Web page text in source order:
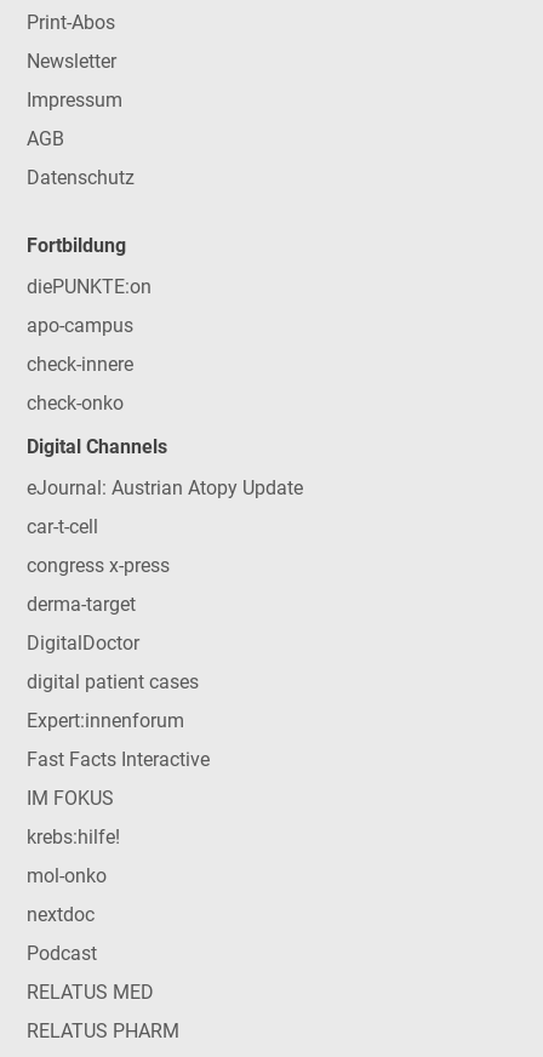
Print-Abos
Newsletter
Impressum
AGB
Datenschutz
Fortbildung
diePUNKTE:on
apo-campus
check-innere
check-onko
Digital Channels
eJournal: Austrian Atopy Update
car-t-cell
congress x-press
derma-target
DigitalDoctor
digital patient cases
Expert:innenforum
Fast Facts Interactive
IM FOKUS
krebs:hilfe!
mol-onko
nextdoc
Podcast
RELATUS MED
RELATUS PHARM